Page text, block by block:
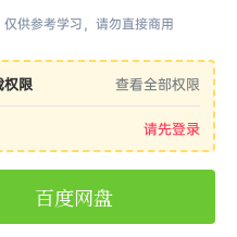
仅供参考学习，请勿直接商用
权限 查看全部权限
请先登录
百度网盘